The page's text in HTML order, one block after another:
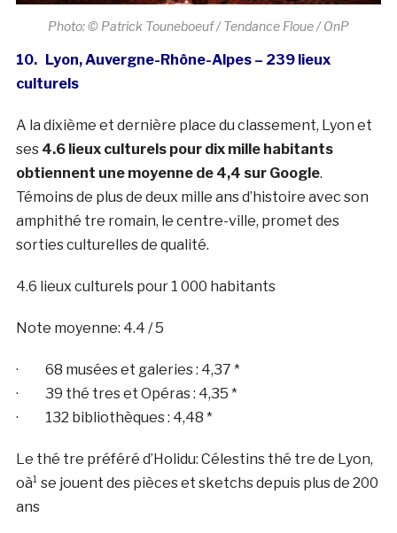
Photo: © Patrick Touneboeuf / Tendance Floue / OnP
10. Lyon, Auvergne-Rhône-Alpes – 239 lieux
culturels
A la dixième et dernière place du classement, Lyon et
ses 4.6 lieux culturels pour dix mille habitants
obtiennent une moyenne de 4,4 sur Google.
Témoins de plus de deux mille ans d’histoire avec son
amphithé tre romain, le centre-ville, promet des
sorties culturelles de qualité.
4.6 lieux culturels pour 1 000 habitants
Note moyenne: 4.4 / 5
· 68 musées et galeries : 4,37 *
· 39 thé tres et Opéras : 4,35 *
· 132 bibliothèques : 4,48 *
Le thé tre préféré d’Holidu: Célestins thé tre de Lyon,
oà¹ se jouent des pièces et sketchs depuis plus de 200
ans